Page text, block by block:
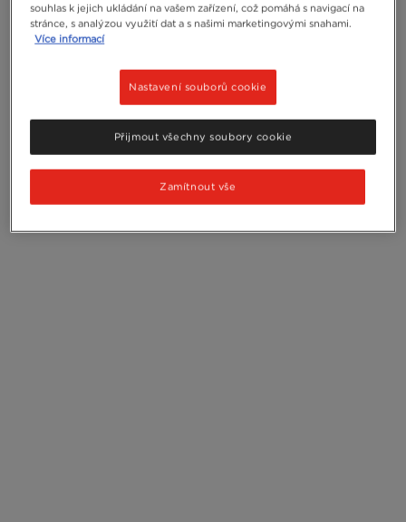
souhlas k jejich ukládání na vašem zařízení, což pomáhá s navigací na
stránce, s analýzou využití dat a s našimi marketingovými snahami.
Více informací
Nastavení souborů cookie
Zamítnout vše
Přijmout všechny soubory cookie